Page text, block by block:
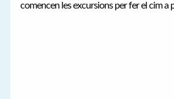
comencen les excursions per fer el cim a